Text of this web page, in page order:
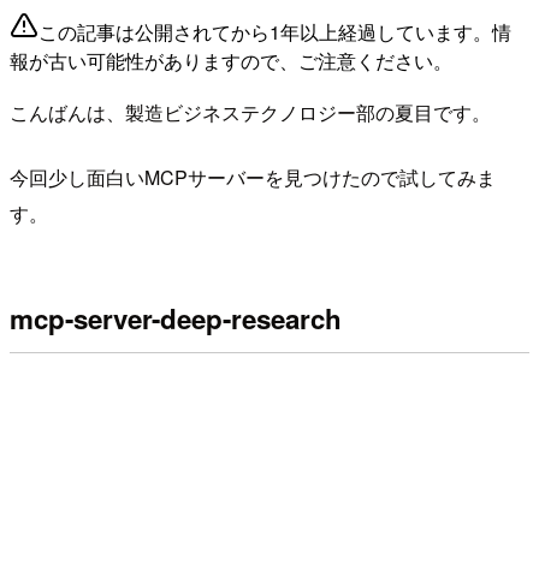
この記事は公開されてから1年以上経過しています。情
報が古い可能性がありますので、ご注意ください。
こんばんは、製造ビジネステクノロジー部の夏目です。
今回少し面白いMCPサーバーを見つけたので試してみま
す。
mcp-server-deep-research